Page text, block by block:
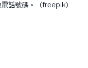
話號碼。（freepik）